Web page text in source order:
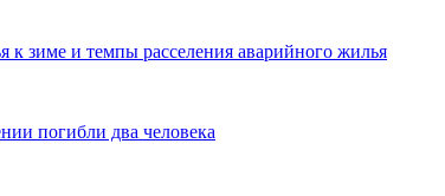
зиме и темпы расселения аварийного жилья
погибли два человека